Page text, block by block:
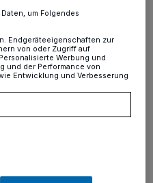
unvorhersehbarer
den
(GBW), der
noch nicht wie
verteilt werden
des Geschäftsbereichs:
die Verteilung bis
um Folgendes
Endgeräteeigenschaften zur
von oder Zugriff auf
Werbung und
und der Performance von
Entwicklung und Verbesserung